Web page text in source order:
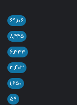
۶۹,۱۰۶
۸,۴۴۵
۶,۳۳۳
۳,۴۰۳
۱,۶۵۰
۵۹